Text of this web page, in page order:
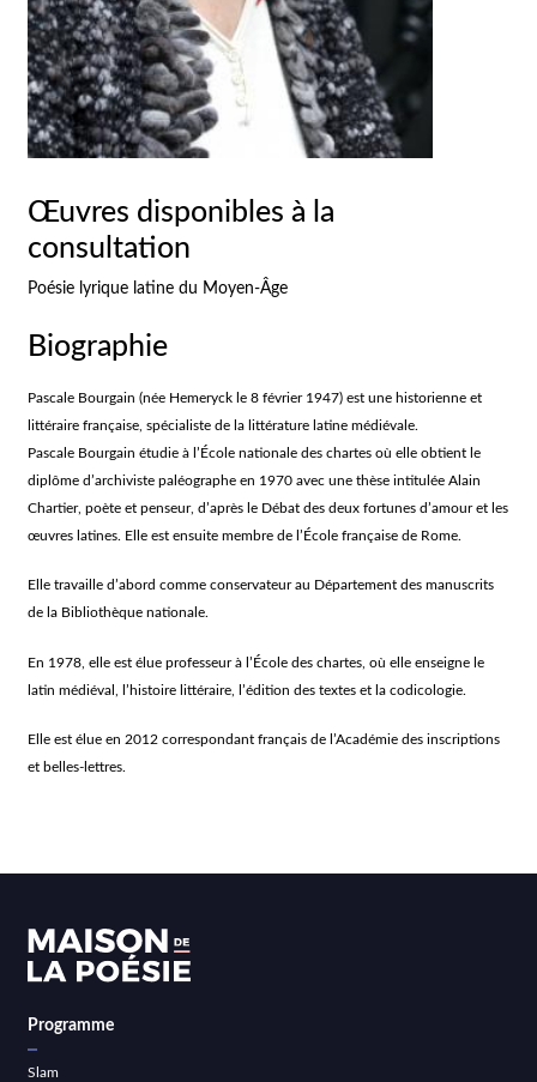
Œuvres disponibles à la
consultation
Poésie lyrique latine du Moyen-Âge
Biographie
Pascale Bourgain (née Hemeryck le 8 février 1947) est une historienne et
littéraire française, spécialiste de la littérature latine médiévale.
Pascale Bourgain étudie à l’École nationale des chartes où elle obtient le
diplôme d’archiviste paléographe en 1970 avec une thèse intitulée Alain
Chartier, poète et penseur, d’après le Débat des deux fortunes d’amour et les
œuvres latines. Elle est ensuite membre de l’École française de Rome.
Elle travaille d’abord comme conservateur au Département des manuscrits
de la Bibliothèque nationale.
En 1978, elle est élue professeur à l’École des chartes, où elle enseigne le
latin médiéval, l’histoire littéraire, l’édition des textes et la codicologie.
Elle est élue en 2012 correspondant français de l’Académie des inscriptions
et belles-lettres.
Programme
Slam